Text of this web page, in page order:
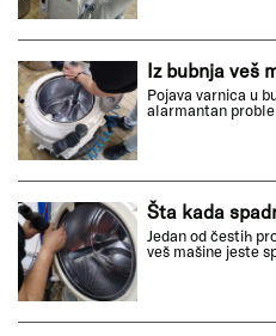
Iz bubnja veš
Pojava varnica u
alarmantan
Šta kada
Jedan od čestih
veš mašine jeste